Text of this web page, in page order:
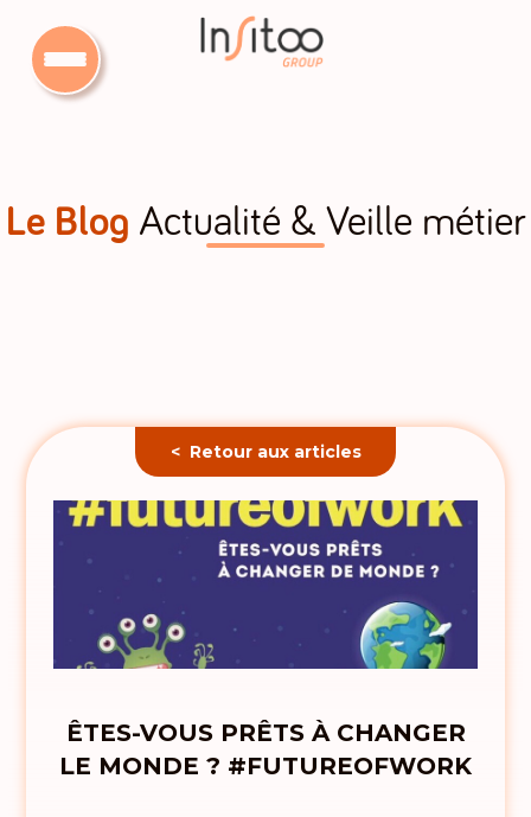
Le Blog Actualité & Veille métier
< Retour aux articles
ÊTES-VOUS PRÊTS À CHANGER
LE MONDE ? #FUTUREOFWORK